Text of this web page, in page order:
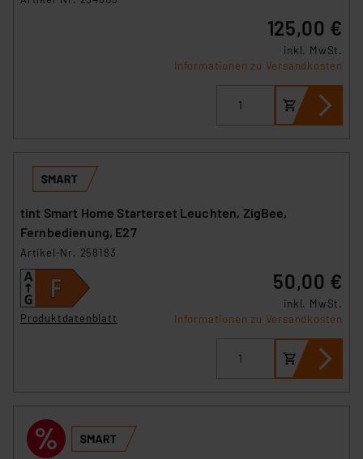
125,00 €
inkl. MwSt.
Informationen zu Versandkosten
tint Smart Home Starterset Leuchten, ZigBee,
Fernbedienung, E27
Artikel-Nr. 258183
Produktdatenblatt
50,00 €
inkl. MwSt.
Informationen zu Versandkosten